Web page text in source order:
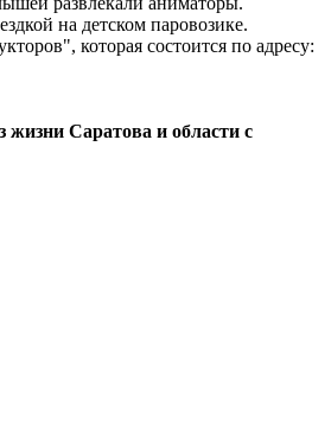
на детском паровозике.
которая состоится по адресу:
Саратова и области с